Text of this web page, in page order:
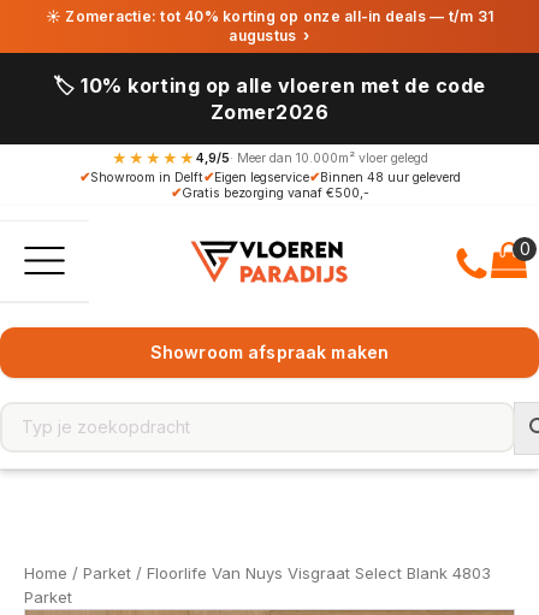
☀ Zomeractie: tot 40% korting op onze all-in deals — t/m 31
augustus ›
🏷️ 10% korting op alle vloeren met de code
Zomer2026
★★★★★ 4,9/5· Meer dan 10.000m² vloer gelegd
✔Showroom in Delft✔Eigen legservice✔Binnen 48 uur geleverd
✔Gratis bezorging vanaf €500,-
Showroom afspraak maken
Home / Parket / Floorlife Van Nuys Visgraat Select Blank 4803
Parket